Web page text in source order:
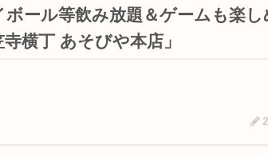
ボール等飲み放題＆ゲームも楽し
横丁 あそびや本店」